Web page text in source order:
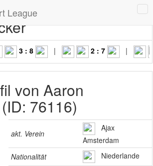
League
3 : 8 | 2 : 7 |
von Aaron
76116)
akt. Verein
Ajax
Amsterdam
Nationalität
Niederlande